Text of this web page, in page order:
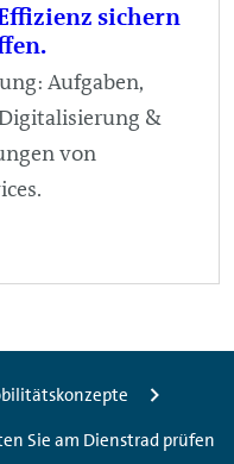
sichern
Aufgaben,
&
von
Sie am Dienstrad prüfen